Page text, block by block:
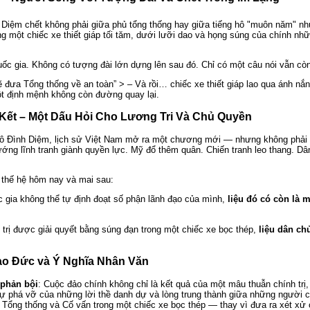
chết không phải giữa phủ tổng thống hay giữa tiếng hô "muôn năm"
một chiếc xe thiết giáp tối tăm, dưới lưỡi dao và họng súng của chính
gia. Không có tượng đài lớn dựng lên sau đó. Chỉ có một câu nói vẫn
đưa Tổng thống về an toàn” > – Và rồi… chiếc xe thiết giáp lao qua ánh
định mệnh không còn đường quay lại.
– Một Dấu Hỏi Cho Lương Tri Và Chủ Quyền
Đình Diệm, lịch sử Việt Nam mở ra một chương mới — nhưng không
lĩnh tranh giành quyền lực. Mỹ đổ thêm quân. Chiến tranh leo thang.
hệ hôm nay và mai sau:
gia không thể tự định đoạt số phận lãnh đạo của mình, liệu đó có còn là
được giải quyết bằng súng đạn trong một chiếc xe bọc thép, liệu dân
Đức và Ý Nghĩa Nhân Văn
bội: Cuộc đảo chính không chỉ là kết quả của một mâu thuẫn chính
phá vỡ của những lời thề danh dự và lòng trung thành giữa những người
Tổng thống và Cố vấn trong một chiếc xe bọc thép — thay vì đưa ra xét